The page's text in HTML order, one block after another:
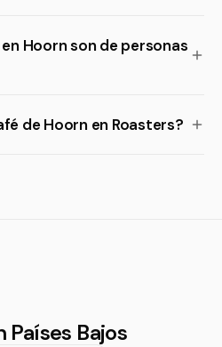
Hoorn son de personas
de Hoorn en Roasters?
Bajos